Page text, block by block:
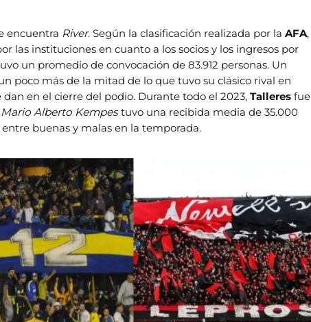
encuentra River. Según la clasificación realizada por la AFA,
las instituciones en cuanto a los socios y los ingresos por
un promedio de convocación de 83.912 personas. Un
poco más de la mitad de lo que tuvo su clásico rival en
en el cierre del podio. Durante todo el 2023,Talleresfue
Mario Alberto Kempestuvo una recibida media de 35.000
buenas y malas en la temporada.